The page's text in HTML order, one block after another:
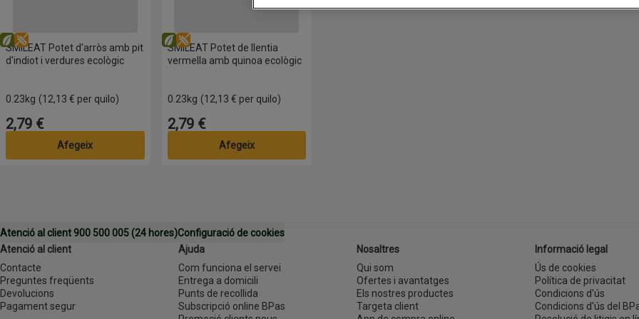
Eco
Sense gluten
SMILEAT Potet d'arròs amb pit
d'indiot i verdures ecològic
0.23kg (12,13 € per quilo)
Preu
2,79 €
Afegeix
Eco
Sense gluten
SMILEAT Potet de llentia
vermella amb quinoa ecològic
0.23kg (12,13 € per quilo)
Preu
2,79 €
Afegeix
Atenció al client 900 500 005 (24 hores)Configuració de cookies
Atenció al client
Contacte
Preguntes freqüents
Devolucions
Pagament segur
Ajuda
Com funciona el servei
Entrega a domicili
Punts de recollida
Subscripció online BPas
Nosaltres
Qui som
Ofertes i avantatges
Els nostres productes
Targeta client
Informació legal
Ús de cookies
Política de privacitat
Condicions d'ús
Condicions d'ús del